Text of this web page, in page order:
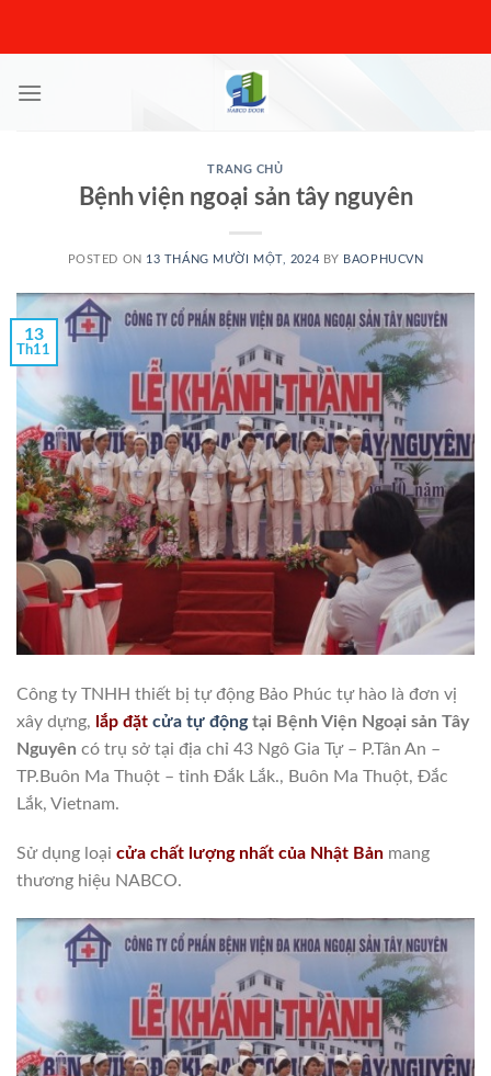
TRANG CHỦ
Bệnh viện ngoại sản tây nguyên
POSTED ON 13 THÁNG MƯỜI MỘT, 2024 BY BAOPHUCVN
13
Th11
Công ty TNHH thiết bị tự động Bảo Phúc tự hào là đơn vị
xây dựng, lắp đặt cửa tự độngtại Bệnh Viện Ngoại sản Tây
Nguyên có trụ sở tại địa chỉ 43 Ngô Gia Tự – P.Tân An –
TP.Buôn Ma Thuột – tỉnh Đắk Lắk., Buôn Ma Thuột, Đắc
Lắk, Vietnam.
Sử dụng loại cửa chất lượng nhất của Nhật Bản mang
thương hiệu NABCO.